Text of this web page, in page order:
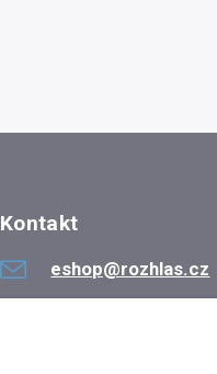
Kontakt
eshop@rozhlas.cz